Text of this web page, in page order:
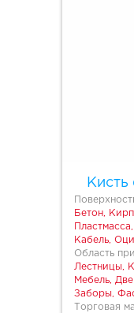
Бетон,
Кабель,
Область
Лестницы,
Мебель,
Заборы,
Торговая